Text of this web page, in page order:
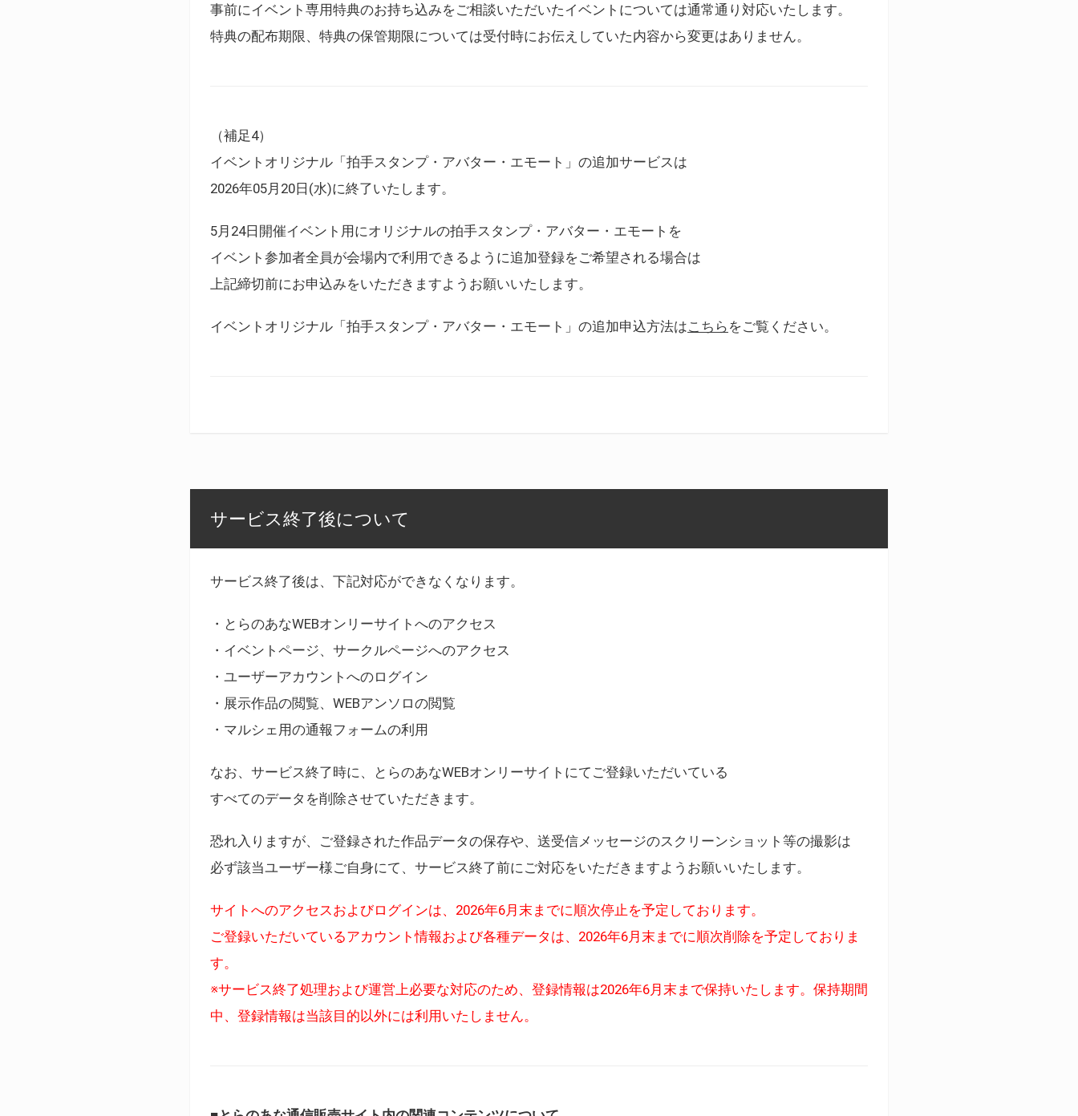
事前にイベント専用特典のお持ち込みをご相談いただいたイベントについては通常通り対応いたします。
特典の配布期限、特典の保管期限については受付時にお伝えしていた内容から変更はありません。
（補足4）
イベントオリジナル「拍手スタンプ・アバター・エモート」の追加サービスは
2026年05月20日(水)に終了いたします。
5月24日開催イベント用にオリジナルの拍手スタンプ・アバター・エモートを
イベント参加者全員が会場内で利用できるように追加登録をご希望される場合は
上記締切前にお申込みをいただきますようお願いいたします。
イベントオリジナル「拍手スタンプ・アバター・エモート」の追加申込方法はこちら をご覧ください。
サービス終了後について
サービス終了後は、下記対応ができなくなります。
・とらのあなWEBオンリーサイトへのアクセス
・イベントページ、サークルページへのアクセス
・ユーザーアカウントへのログイン
・展示作品の閲覧、WEBアンソロの閲覧
・マルシェ用の通報フォームの利用
なお、サービス終了時に、とらのあなWEBオンリーサイトにてご登録いただいている
すべてのデータを削除させていただきます。
恐れ入りますが、ご登録された作品データの保存や、送受信メッセージのスクリーンショット等の撮影は
必ず該当ユーザー様ご自身にて、サービス終了前にご対応をいただきますようお願いいたします。
サイトへのアクセスおよびログインは、2026年6月末までに順次停止を予定しております。
ご登録いただいているアカウント情報および各種データは、2026年6月末までに順次削除を予定しておりま
す。
※サービス終了処理および運営上必要な対応のため、登録情報は2026年6月末まで保持いたします。保持期間
中、登録情報は当該目的以外には利用いたしません。